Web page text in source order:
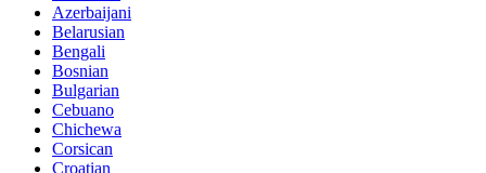
Azerbaijani
Belarusian
Bengali
Bosnian
Bulgarian
Cebuano
Chichewa
Corsican
Croatian